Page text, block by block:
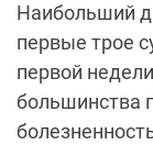
Наибольший
первые трое
первой
большинства